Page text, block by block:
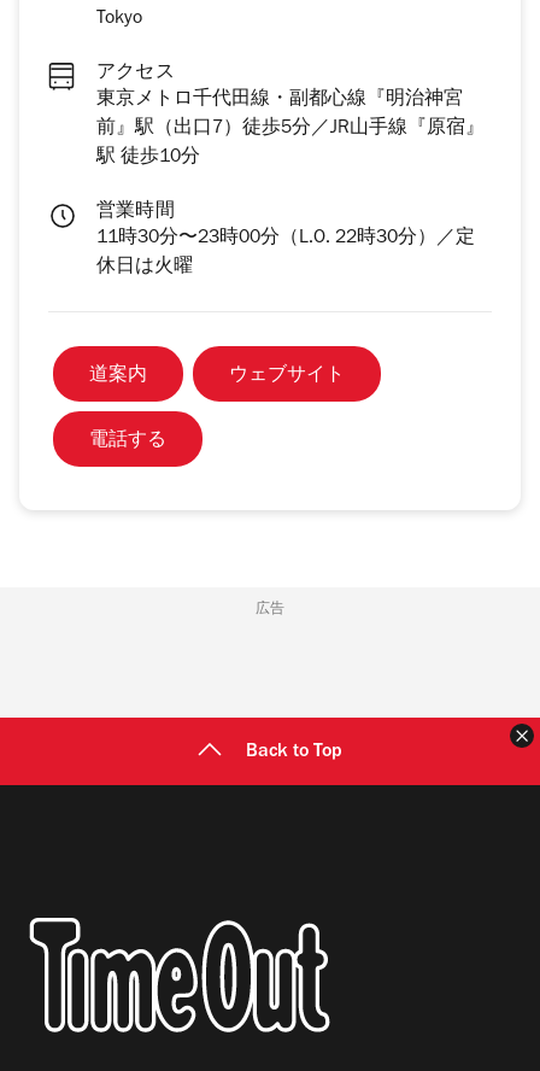
Tokyo
アクセス
東京メトロ千代田線・副都心線『明治神宮
前』駅（出口7）徒歩5分／JR山手線『原宿』
駅 徒歩10分
営業時間
11時30分〜23時00分（L.O. 22時30分）／定
休日は火曜
道案内 ウェブサイト
電話する
広告
Back to Top